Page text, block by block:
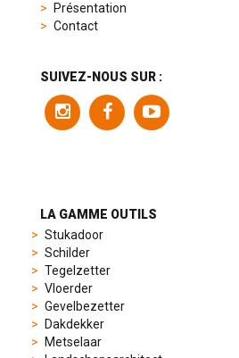
product
sporty
chronographs
elegant
watches.
Présentation
Contact
SUIVEZ-NOUS SUR :
LA GAMME OUTILS
Stukadoor
Schilder
Tegelzetter
Vloerder
Gevelbezetter
Dakdekker
Metselaar